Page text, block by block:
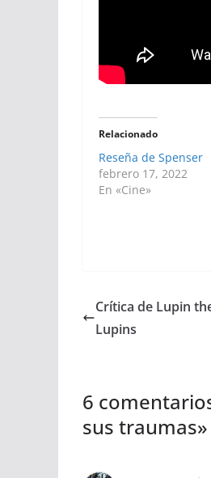
Relacionado
Reseña de Spenser
febrero 17, 2022
En «Cine»
Crítica de Lupin
Lupins
6
sus traumas»